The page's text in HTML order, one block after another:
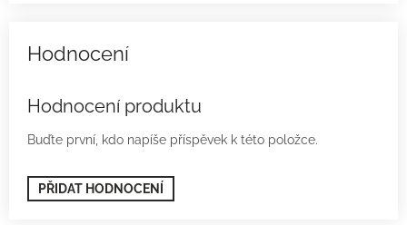
Hodnocení produktu
Buďte první, kdo napíše příspěvek k této položce.
PŘIDAT HODNOCENÍ